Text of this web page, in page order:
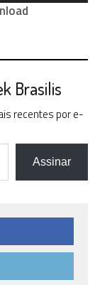
Brasilis
recentes por e-
Assinar